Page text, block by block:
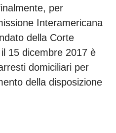
per
Interamericana
della Corte
15 dicembre 2017 è
domiciliari per
della disposizione